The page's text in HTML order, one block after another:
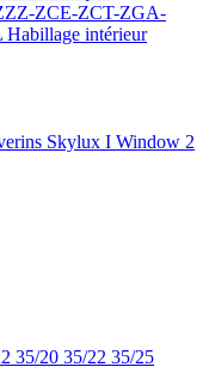
ZCE-ZCT-ZGA-
Habillage intérieur
Skylux I Window 2
35/20 35/22 35/25